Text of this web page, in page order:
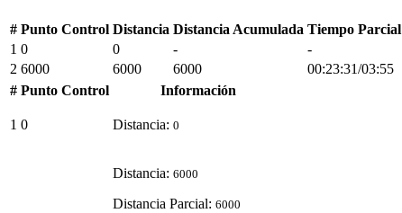
# Punto Control Distancia Distancia Acumulada Tiempo Parcial
1 0 0 - -
2 6000 6000 6000 00:23:31/03:55
# Punto Control Información
1 0 Distancia: 0
Distancia: 6000
Distancia Parcial: 6000